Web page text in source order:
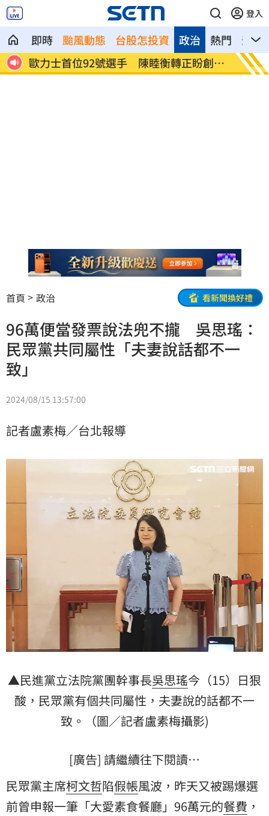
登入
即時 颱風動態 台股怎投資 熱門 影音
政治
彈
歐力士首位92號選手 陳睦衡轉正盼創歷
史
斷交
首頁 政治 看新聞換好禮
96萬便當發票說法兜不攏 吳思瑤：
民眾黨共同屬性「夫妻說話都不一
致」
2024/08/15 13:57:00
記者盧素梅／台北報導
▲民進黨立法院黨團幹事長吳思瑤今（15）日狠
酸，民眾黨有個共同屬性，夫妻說的話都不一
致。（圖／記者盧素梅攝影)
[廣告] 請繼續往下閱讀…
民眾黨主席柯文哲陷假帳風波，昨天又被踢爆選
前曾申報一筆「大愛素食餐廳」96萬元的餐費 ，